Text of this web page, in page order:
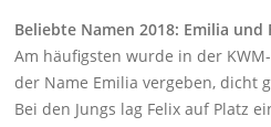
Beliebte Namen 2018: Emilia und
Am häufigsten wurde in der
der Name Emilia vergeben, dicht
Bei den Jungs lag Felix auf Platz